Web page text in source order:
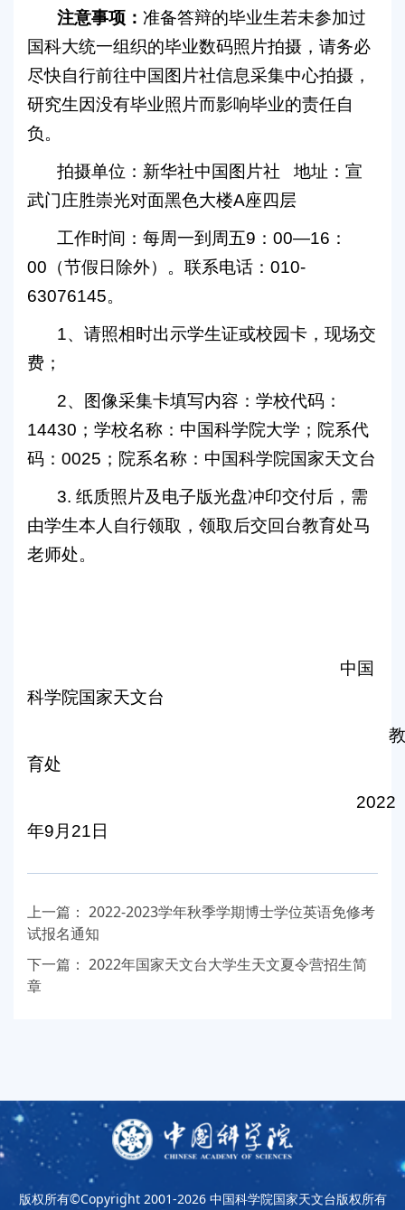
注意事项： 准备答辩的毕业生若未参加过
国科大统一组织的毕业数码照片拍摄，请务必
尽快自行前往中国图片社信息采集中心拍摄，
研究生因没有毕业照片而影响毕业的责任自
负。
拍摄单位：新华社中国图片社
地址：宣
武门庄胜崇光对面黑色大楼A座四层
工作时间：每周一到周五9 ：00—16 ：
00 （节假日除外）。联系电话： 010-
63076145。
1、请照相时出示学生证或校园卡，现场交
费；
2、图像采集卡填写内容：学校代码：
14430 ；学校名称：中国科学院大学；院系代
码： 0025 ；院系名称：中国科学院国家天文台
3.纸质照片及电子版光盘冲印交付后，需
由学生本人自行领取，领取后交回台教育处马
老师处。
中国
科学院国家天文台
育处
2022
年9月 21 日
上一篇： 2022-2023学年秋季学期博士学位英语免修考
试报名通知
下一篇： 2022年国家天文台大学生天文夏令营招生简
章
版权所有©Copyright 2001-2026 中国科学院国家天文台版权所有